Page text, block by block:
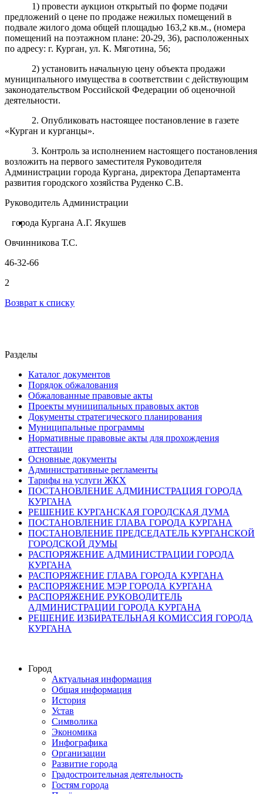
1) провести аукцион открытый по форме подачи
предложений о цене по продаже нежилых помещений в
подвале жилого дома общей площадью 163,2 кв.м., (номера
помещений на поэтажном плане: 20-29, 36), расположенных
по адресу: г. Курган, ул. К. Мяготина, 56;
2) установить начальную цену объекта продажи
муниципального имущества в соответствии с действующим
законодательством Российской Федерации об оценочной
деятельности.
2. Опубликовать настоящее постановление в газете
«Курган и курганцы».
3. Контроль за исполнением настоящего постановления
возложить на первого заместителя Руководителя
Администрации города Кургана, директора Департамента
развития городского хозяйства Руденко С.В.
Руководитель Администрации
города Кургана А.Г. Якушев
Овчинникова Т.С.
46-32-66
2
Возврат к списку
Разделы
Каталог документов
Порядок обжалования
Обжалованные правовые акты
Проекты муниципальных правовых актов
Документы стратегического планирования
Муниципальные программы
Нормативные правовые акты для прохождения
аттестации
Основные документы
Административные регламенты
Тарифы на услуги ЖКХ
ПОСТАНОВЛЕНИЕ АДМИНИСТРАЦИЯ ГОРОДА
КУРГАНА
РЕШЕНИЕ КУРГАНСКАЯ ГОРОДСКАЯ ДУМА
ПОСТАНОВЛЕНИЕ ГЛАВА ГОРОДА КУРГАНА
ПОСТАНОВЛЕНИЕ ПРЕДСЕДАТЕЛЬ КУРГАНСКОЙ
ГОРОДСКОЙ ДУМЫ
РАСПОРЯЖЕНИЕ АДМИНИСТРАЦИИ ГОРОДА
КУРГАНА
РАСПОРЯЖЕНИЕ ГЛАВА ГОРОДА КУРГАНА
РАСПОРЯЖЕНИЕ МЭР ГОРОДА КУРГАНА
РАСПОРЯЖЕНИЕ РУКОВОДИТЕЛЬ
АДМИНИСТРАЦИИ ГОРОДА КУРГАНА
РЕШЕНИЕ ИЗБИРАТЕЛЬНАЯ КОМИССИЯ ГОРОДА
КУРГАНА
Город
Актуальная информация
Общая информация
История
Устав
Символика
Экономика
Инфографика
Организации
Развитие города
Градостроительная деятельность
Гостям города